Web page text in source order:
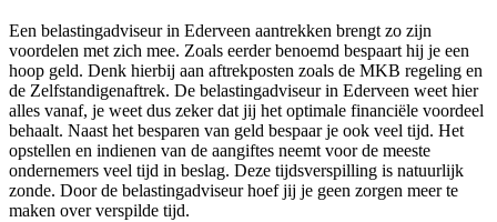
Een belastingadviseur in Ederveen aantrekken brengt zo zijn
voordelen met zich mee. Zoals eerder benoemd bespaart hij je een
hoop geld. Denk hierbij aan aftrekposten zoals de MKB regeling en
de Zelfstandigenaftrek. De belastingadviseur in Ederveen weet hier
alles vanaf, je weet dus zeker dat jij het optimale financiële voordeel
behaalt. Naast het besparen van geld bespaar je ook veel tijd. Het
opstellen en indienen van de aangiftes neemt voor de meeste
ondernemers veel tijd in beslag. Deze tijdsverspilling is natuurlijk
zonde. Door de belastingadviseur hoef jij je geen zorgen meer te
maken over verspilde tijd.